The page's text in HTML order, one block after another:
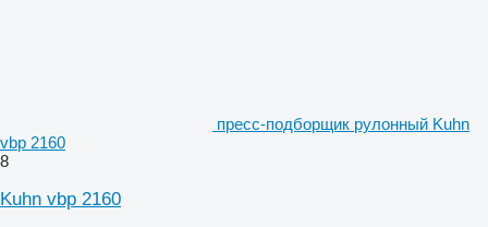
пресс-подборщик рулонный Kuhn
vbp 2160
8
Kuhn vbp 2160